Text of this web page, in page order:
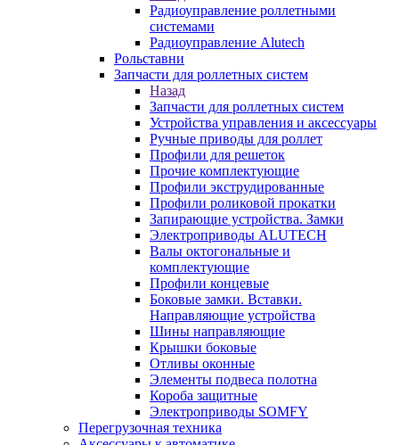
Радиоуправление роллетными
системами
Радиоуправление Alutech
Рольставни
Запчасти для роллетных систем
Назад
Запчасти для роллетных систем
Устройства управления и аксессуары
Ручные приводы для роллет
Профили для решеток
Прочие комплектующие
Профили экструдированные
Профили роликовой прокатки
Запирающие устройства. Замки
Электроприводы ALUTECH
Валы октогональные и
комплектующие
Профили концевые
Боковые замки. Вставки.
Направляющие устройства
Шины направляющие
Крышки боковые
Отливы оконные
Элементы подвеса полотна
Короба защитные
Электроприводы SOMFY
Перегрузочная техника